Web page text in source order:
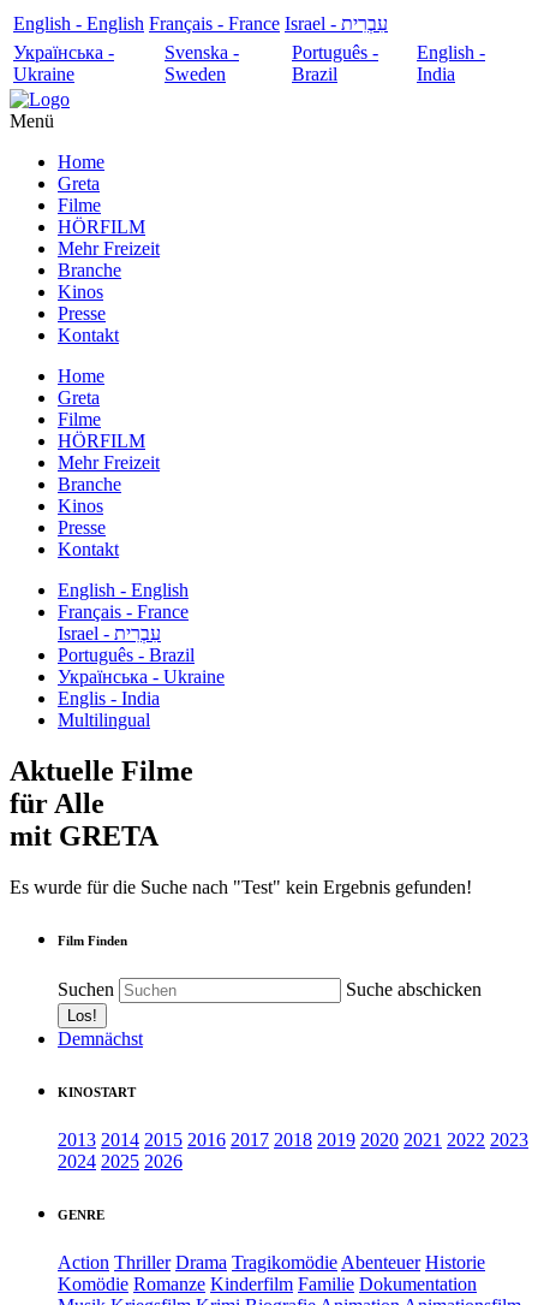
English - English Français - France
עִבְרִית - Israel
Українська -
Ukraine
Svenska -
Sweden
Português -
Brazil
English -
India
Menü
Home
Greta
Filme
HÖRFILM
Mehr Freizeit
Branche
Kinos
Presse
Kontakt
Home
Greta
Filme
HÖRFILM
Mehr Freizeit
Branche
Kinos
Presse
Kontakt
English - English
Français - France
עִבְרִית - Israel
Português - Brazil
Українська - Ukraine
Englis - India
Multilingual
Aktuelle Filme
für Alle
mit GRETA
Es wurde für die Suche nach "Test" kein Ergebnis gefunden!
Film Finden
Suchen Suche abschicken
Demnächst
KINOSTART
2013 2014 2015 2016 2017 2018 2019 2020 2021 2022 2023
2024 2025 2026
GENRE
Action Thriller Drama Tragikomödie Abenteuer Historie
Komödie Romanze Kinderfilm Familie Dokumentation